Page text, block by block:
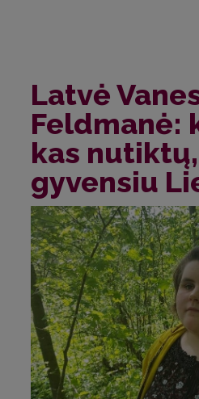
Latvė
Feldmanė:
kas nutiktų,
gyvensiu